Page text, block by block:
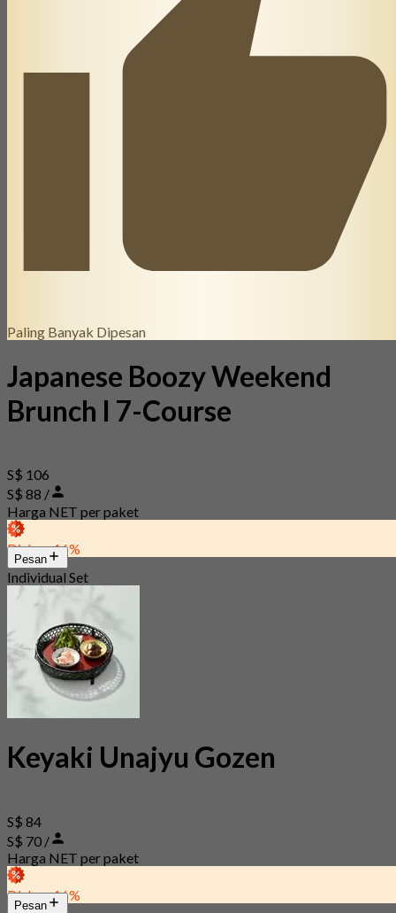
Paling Banyak Dipesan
Japanese Boozy Weekend
Brunch l 7-Course
S$ 106
S$ 88 /
Harga NET per paket
Diskon 16%
Pesan
Individual Set
Keyaki Unajyu Gozen
S$ 84
S$ 70 /
Harga NET per paket
Diskon 16%
Pesan